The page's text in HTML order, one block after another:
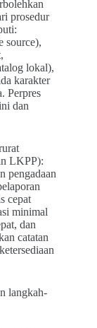
prosedur
source),
lokal),
karakter
Perpres
dan
LKPP):
pengadaan
cepat
minimal
dan
catatan
langkah-